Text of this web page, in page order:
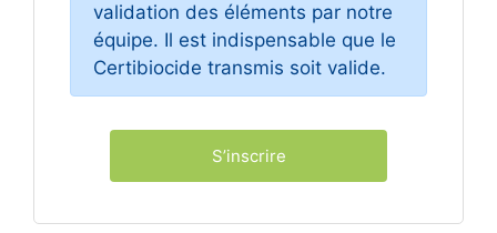
validation des éléments par notre
équipe. Il est indispensable que le
Certibiocide transmis soit valide.